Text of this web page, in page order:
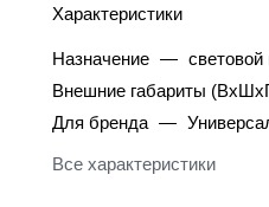
Характеристики
Назначение — световой
Внешние габариты
Для бренда —
Все характеристики